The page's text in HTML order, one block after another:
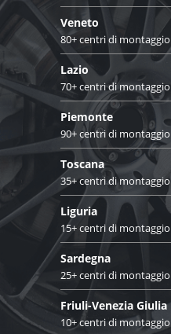
Veneto
80+ centri di montaggio
Lazio
70+ centri di montaggio
Piemonte
90+ centri di montaggio
Toscana
35+ centri di montaggio
Liguria
15+ centri di montaggio
Sardegna
25+ centri di montaggio
Friuli-Venezia Giulia
10+ centri di montaggio